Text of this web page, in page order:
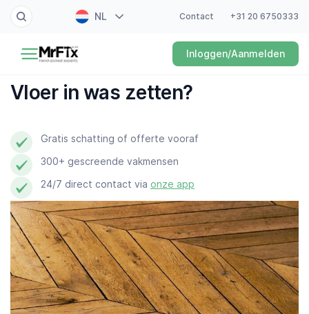
NL
ES
Contact +31 20 6750333
Inloggen/Aanmelden
Schilder
Elektricien
Loodgieter
Slotenmaker
Witgoedmonteur
Hovenier
Schoonmaker
Vloer in was zetten?
Gratis schatting of offerte vooraf
300+ gescreende vakmensen
24/7 direct contact via onze app